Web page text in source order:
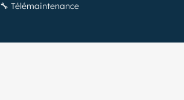
🔧 Télémaintenance